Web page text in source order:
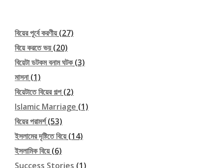
বিয়ের পূর্বে করণীয়(27)
বিয়ে করতে ভয়(20)
বিয়েটা ডটকম বনাম ঘটক(3)
মাসনা(1)
বিয়েটাতে বিয়ের গল্প(2)
Islamic Marriage (1)
বিয়ের পরামর্শ(53)
ইসলামের দৃষ্টিতে বিয়ে(14)
ইসলামিক বিয়ে(6)
Success Stories (1)